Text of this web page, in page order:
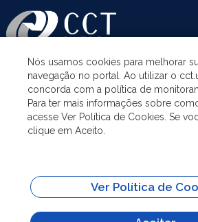
ASSUNTOS
ACESSO À INFORMAÇÃO
SITES IMPORTANTES
Nós usamos cookies para melhorar
navegação no portal. Ao utilizar o
concorda com a política de
Para ter mais informações sobre
acesse Ver Política de Cookies. Se
clique em Aceito.
Ver Política de